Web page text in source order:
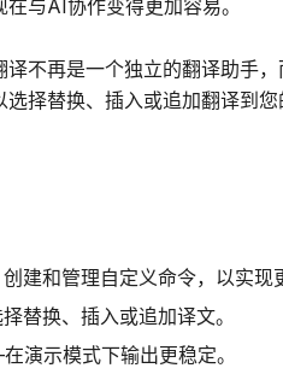
与AI协作变得更加容易。
不再是一个独立的翻译助手
择替换、插入或追加翻译到您
建和管理自定义命令，以实现
替换、插入或追加译文。
演示模式下输出更稳定。